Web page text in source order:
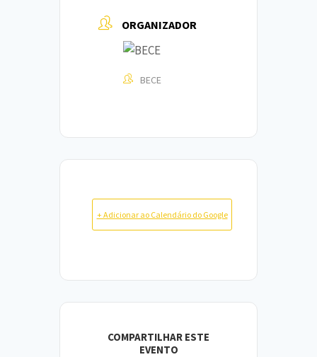
ORGANIZADOR
BECE
+ Adicionar ao Calendário do Google
COMPARTILHAR ESTE
EVENTO